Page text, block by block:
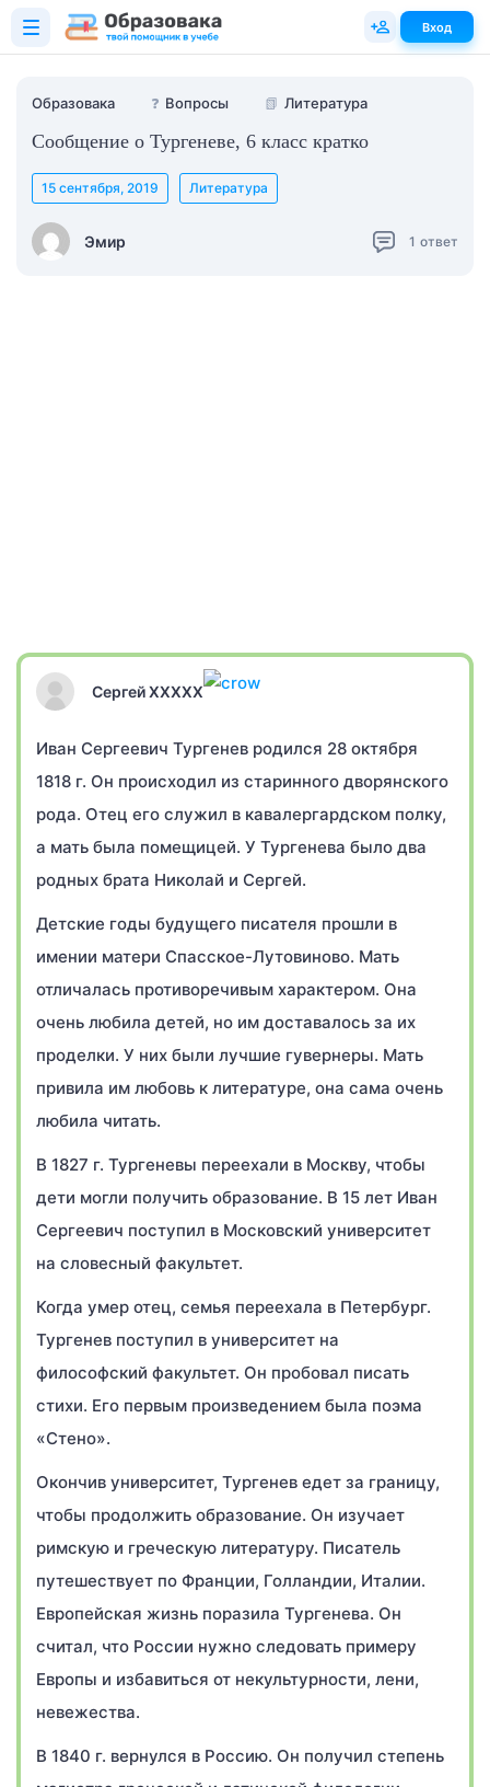
Образовака ❓ Вопросы 📗 Литература
Сообщение о Тургеневе, 6 класс кратко
Эмир
15 сентября, 2019 Литература
1 ответ
Сергей XXXXX
Иван Сергеевич Тургенев родился 28 октября
1818 г. Он происходил из старинного дворянского
рода. Отец его служил в кавалергардском полку,
а мать была помещицей. У Тургенева было два
родных брата Николай и Сергей.
Детские годы будущего писателя прошли в
имении матери Спасское-Лутовиново. Мать
отличалась противоречивым характером. Она
очень любила детей, но им доставалось за их
проделки. У них были лучшие гувернеры. Мать
привила им любовь к литературе, она сама очень
любила читать.
В 1827 г. Тургеневы переехали в Москву, чтобы
дети могли получить образование. В 15 лет Иван
Сергеевич поступил в Московский университет
на словесный факультет.
Когда умер отец, семья переехала в Петербург.
Тургенев поступил в университет на
философский факультет. Он пробовал писать
стихи. Его первым произведением была поэма
«Стено».
Окончив университет, Тургенев едет за границу,
чтобы продолжить образование. Он изучает
римскую и греческую литературу. Писатель
путешествует по Франции, Голландии, Италии.
Европейская жизнь поразила Тургенева. Он
считал, что России нужно следовать примеру
Европы и избавиться от некультурности, лени,
невежества.
В 1840 г. вернулся в Россию. Он получил степень
Вход